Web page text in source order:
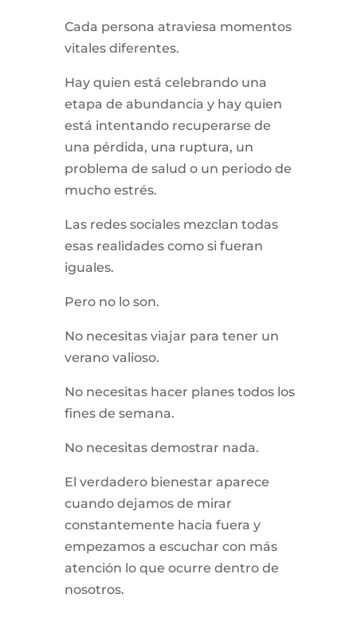
Cada persona atraviesa momentos
vitales diferentes.
Hay quien está celebrando una
etapa de abundancia y hay quien
está intentando recuperarse de
una pérdida, una ruptura, un
problema de salud o un periodo de
mucho estrés.
Las redes sociales mezclan todas
esas realidades como si fueran
iguales.
Pero no lo son.
No necesitas viajar para tener un
verano valioso.
No necesitas hacer planes todos los
fines de semana.
No necesitas demostrar nada.
El verdadero bienestar aparece
cuando dejamos de mirar
constantemente hacia fuera y
empezamos a escuchar con más
atención lo que ocurre dentro de
nosotros.